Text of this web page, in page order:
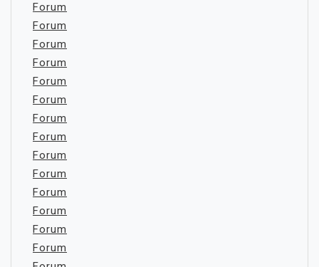
Forum
Forum
Forum
Forum
Forum
Forum
Forum
Forum
Forum
Forum
Forum
Forum
Forum
Forum